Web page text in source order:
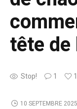
tête de
Stop! 1 1
10 SEPTEMBRE 2025